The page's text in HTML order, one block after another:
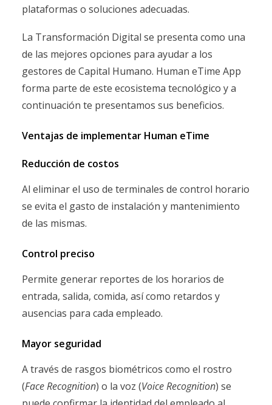
plataformas o soluciones adecuadas.
La Transformación Digital se presenta como una
de las mejores opciones para ayudar a los
gestores de Capital Humano. Human eTime App
forma parte de este ecosistema tecnológico y a
continuación te presentamos sus beneficios.
Ventajas de implementar Human eTime
Reducción de costos
Al eliminar el uso de terminales de control horario
se evita el gasto de instalación y mantenimiento
de las mismas.
Control preciso
Permite generar reportes de los horarios de
entrada, salida, comida, así como retardos y
ausencias para cada empleado.
Mayor seguridad
A través de rasgos biométricos como el rostro
(Face Recognition) o la voz (Voice Recognition) se